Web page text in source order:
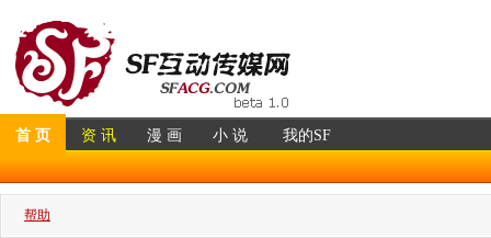
首 页 资 讯 漫 画 小 说 我的SF
帮助